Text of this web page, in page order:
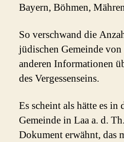
Bayern, Böhmen,
So verschwand die
jüdischen Gemeinde
anderen Informationen
des Vergessenseins.
Es scheint als hätte es in
Gemeinde in Laa a. d.
Dokument erwähnt, das